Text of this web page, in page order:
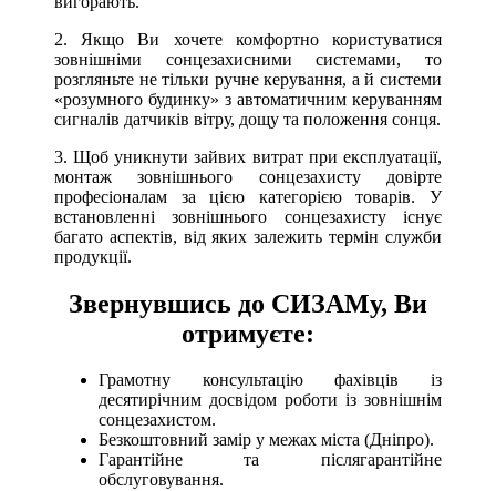
2. Якщо Ви хочете комфортно користуватися
зовнішніми сонцезахисними системами, то
розгляньте не тільки ручне керування, а й системи
«розумного будинку» з автоматичним керуванням
сигналів датчиків вітру, дощу та положення сонця.
3. Щоб уникнути зайвих витрат при експлуатації,
монтаж зовнішнього сонцезахисту довірте
професіоналам за цією категорією товарів. У
встановленні зовнішнього сонцезахисту існує
багато аспектів, від яких залежить термін служби
продукції.
Звернувшись до СИЗАМу, Ви
отримуєте:
Грамотну консультацію фахівців із
десятирічним досвідом роботи із зовнішнім
сонцезахистом.
Безкоштовний замір у межах міста (Дніпро).
Гарантійне та післягарантійне
обслуговування.